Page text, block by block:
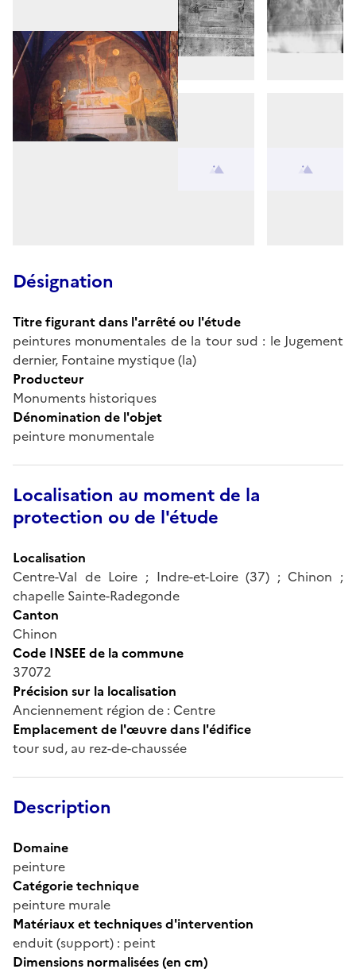
Désignation
Titre figurant dans l'arrêté ou l'étude
peintures monumentales de la tour sud : le Jugement
dernier, Fontaine mystique (la)
Producteur
Monuments historiques
Dénomination de l'objet
peinture monumentale
Localisation au moment de la
protection ou de l'étude
Localisation
Centre-Val de Loire ; Indre-et-Loire (37) ; Chinon ;
chapelle Sainte-Radegonde
Canton
Chinon
Code INSEE de la commune
37072
Précision sur la localisation
Anciennement région de : Centre
Emplacement de l'œuvre dans l'édifice
tour sud, au rez-de-chaussée
Description
Domaine
peinture
Catégorie technique
peinture murale
Matériaux et techniques d'intervention
enduit (support) : peint
Dimensions normalisées (en cm)